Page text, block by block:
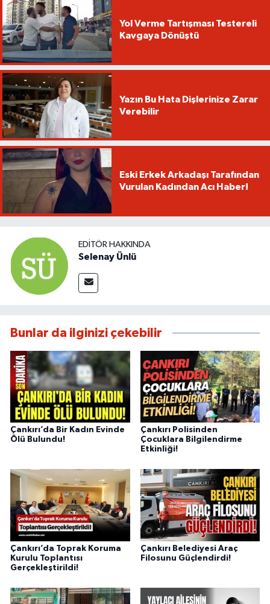
Yol Verme Tartışması Testereli
Kavgaya Dönüştü
Yazın Bu Hata Dişlerinize Zarar
Verebilir
Eski Erkek Arkadaşı Tarafından
Vurulan Kadından Acı Haber!
EDITÖR HAKKINDA
Selenay Ünlü
Bunlar da ilginizi çekebilir
Çankırı’da Bir Kadın Evinde
Ölü Bulundu!
Çankırı Polisinden
Çocuklara Bilgilendirme
Etkinliği!
Çankırı’da Toprak Koruma
Kurulu Toplantısı
Gerçekleştirildi!
Çankırı Belediyesi Araç
Filosunu Güçlendirdi!